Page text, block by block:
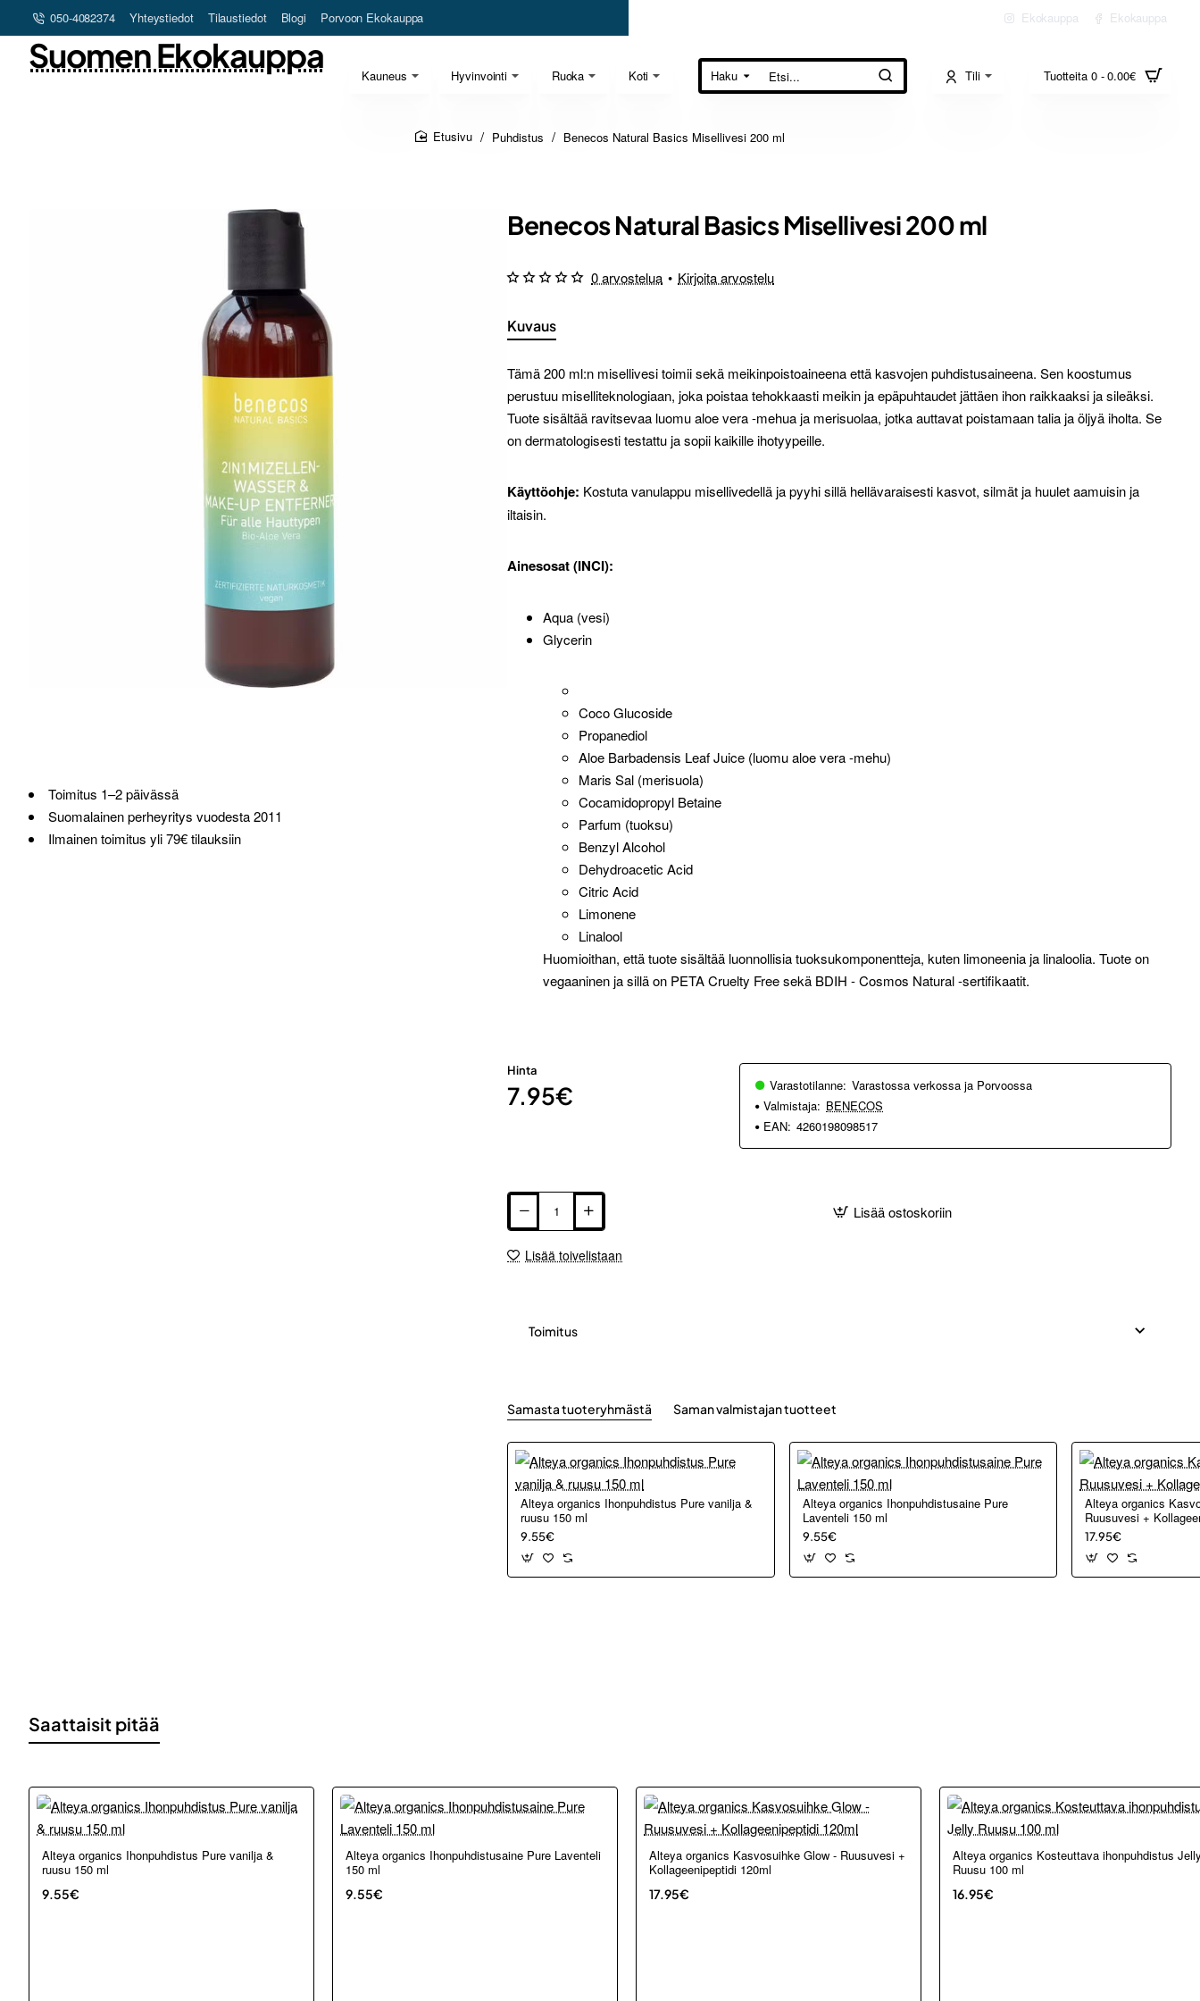
050-4082374 Yhteystiedot Tilaustiedot Blogi Porvoon Ekokauppa Ekokauppa Ekokauppa
Kauneus Hyvinvointi Ruoka Koti
Suomen Ekokauppa
Haku
Etsi... Tili Tuotteita 0 - 0.00€
Puhdistus Benecos Natural Basics Misellivesi 200 ml
Toimitus 1–2 päivässä
Suomalainen perheyritys vuodesta 2011
Ilmainen toimitus yli 79€ tilauksiin
Benecos Natural Basics Misellivesi 200 ml
Kuvaus
Tämä 200 ml:n misellivesi toimii sekä meikinpoistoaineena että kasvojen puhdistusaineena. Sen koostumus
perustuu miselliteknologiaan, joka poistaa tehokkaasti meikin ja epäpuhtaudet jättäen ihon raikkaaksi ja sileäksi.
Tuote sisältää ravitsevaa luomu aloe vera -mehua ja merisuolaa, jotka auttavat poistamaan talia ja öljyä iholta. Se
on dermatologisesti testattu ja sopii kaikille ihotyypeille.
Käyttöohje: Kostuta vanulappu misellivedellä ja pyyhi sillä hellävaraisesti kasvot, silmät ja huulet aamuisin ja
iltaisin.
Ainesosat (INCI):
Aqua (vesi)
Glycerin
Coco Glucoside
Propanediol
Aloe Barbadensis Leaf Juice (luomu aloe vera -mehu)
Maris Sal (merisuola)
Cocamidopropyl Betaine
Parfum (tuoksu)
Benzyl Alcohol
Dehydroacetic Acid
Citric Acid
Limonene
Linalool
Huomioithan, että tuote sisältää luonnollisia tuoksukomponentteja, kuten limoneenia ja linaloolia. Tuote on
vegaaninen ja sillä on PETA Cruelty Free sekä BDIH - Cosmos Natural -sertifikaatit.
0 arvostelua • Kirjoita arvostelu
Hinta
7.95€ Varastotilanne: Varastossa verkossa ja Porvoossa
Valmistaja: BENECOS
EAN: 4260198098517
Lisää ostoskoriin
Lisää toivelistaan
Toimitus
Samasta tuoteryhmästä Saman valmistajan tuotteet
Alteya organics Ihonpuhdistus Pure vanilja &
ruusu 150 ml
9.55€
Alteya organics Ihonpuhdistusaine Pure
Laventeli 150 ml
9.55€
Alteya organics
Ruusuvesi +
17.95€
Saattaisit pitää
Loppu verkosta ja Porvoosta
Alteya organics Ihonpuhdistus Pure vanilja &
ruusu 150 ml
9.55€
Loppu verkosta ja Porvoosta
Alteya organics Ihonpuhdistusaine Pure Laventeli
150 ml
9.55€
Alteya organics Kasvosuihke Glow - Ruusuvesi +
Kollageenipeptidi 120ml
17.95€
Alteya organics Kosteuttava ihonpuhdistus
Ruusu 100 ml
16.95€